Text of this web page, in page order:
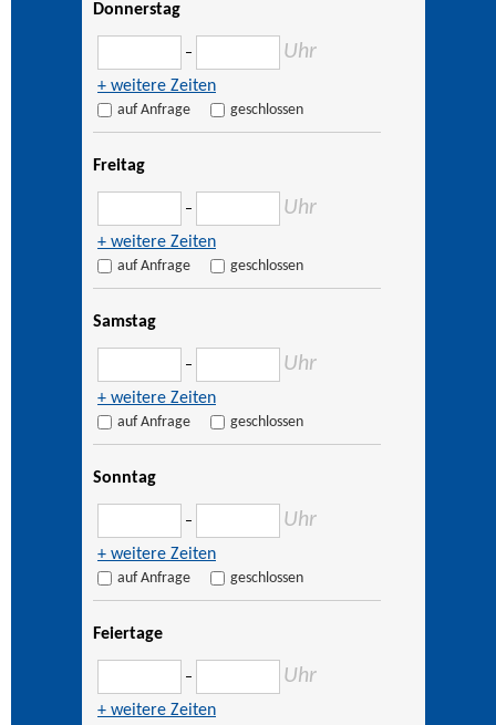
Donnerstag
– Uhr
+ weitere Zeiten
auf Anfrage geschlossen
Freitag
– Uhr
+ weitere Zeiten
auf Anfrage geschlossen
Samstag
– Uhr
+ weitere Zeiten
auf Anfrage geschlossen
Sonntag
– Uhr
+ weitere Zeiten
auf Anfrage geschlossen
Feiertage
– Uhr
+ weitere Zeiten